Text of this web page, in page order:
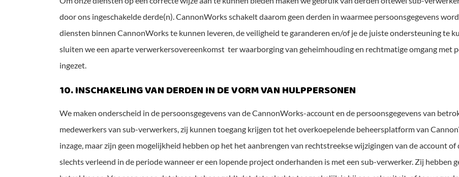
door ons ingeschakelde derde(n). CannonWorks schakelt daarom geen derden in waarmee persoonsgegevens
diensten binnen CannonWorks te kunnen leveren, de veiligheid te garanderen en/of je de juiste ondersteuning te
sluiten we een aparte verwerkersovereenkomst ter waarborging van geheimhouding en rechtmatige omgang met
ingezet.
10. INSCHAKELING VAN DERDEN IN DE VORM VAN HULPPERSONEN
We maken onderscheid in de persoonsgegevens van de CannonWorks-account en de persoonsgegevens van
medewerkers van sub-verwerkers, zij kunnen toegang krijgen tot het overkoepelende beheersplatform van
inzage, maar zijn geen mogelijkheid hebben op het het aanbrengen van rechtstreekse wijzigingen van de account
slechts verleend in de periode wanneer er een lopende project onderhanden is met een sub-verwerker. Zij hebben